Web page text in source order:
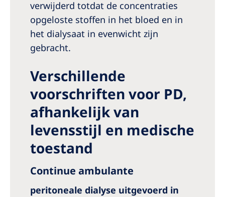
verwijderd totdat de concentraties
opgeloste stoffen in het bloed en in
het dialysaat in evenwicht zijn
gebracht.
Verschillende
voorschriften voor PD,
afhankelijk van
levensstijl en medische
toestand
Continue ambulante
peritoneale dialyse uitgevoerd in